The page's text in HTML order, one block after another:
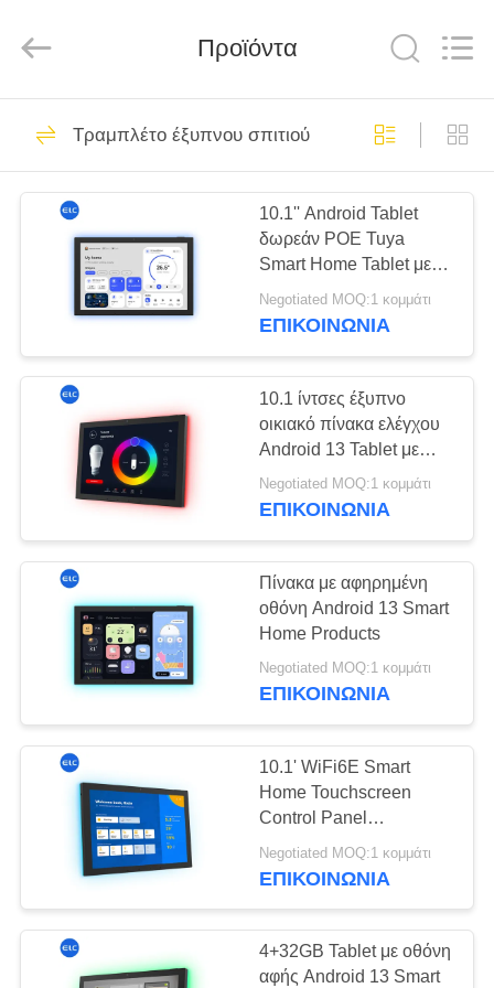
ΣΠΊΤΙ
ΠΡΟΪΌΝΤΑ
ΠΕΡΊΠΟΥ
ΕΜΕΊΣ
ΓΎΡΟΣ
ΕΡΓΟΣΤΑΣΊΩΝ
ΠΟΙΟΤΙΚΌΣ
ΈΛΕΓΧΟΣ
ΜΑΣ
ΕΛΆΤΕ
ΕΠΑΦΉ
ΜΕ
ΖΗΤΉΣΤΕ
ΈΝΑ
ΑΠΌΣΠΑΣΜΑ
SITEMAP
Ltd..
Ψηφιακές πινακίδες
246
Λύσεις οθόνης
εστιατορίων
28
Η έξυπνη
τηλεόραση
Σημειώσεις οθόνης
αφής
Προϊόντα
Τραμπλέτο έξυπνου σπιτιού
10.1'' Android Tablet
δωρεάν POE Tuya
Smart Home Tablet με
Zigbee Matter
Negotiated MOQ:1 κομμάτι
ΕΠΙΚΟΙΝΩΝΙΑ
10.1 ίντσες έξυπνο
οικιακό πίνακα ελέγχου
Android 13 Tablet με
Zigbee Matter
Negotiated MOQ:1 κομμάτι
ΕΠΙΚΟΙΝΩΝΙΑ
Πίνακα με αφηρημένη
οθόνη Android 13 Smart
Home Products
Negotiated MOQ:1 κομμάτι
ΕΠΙΚΟΙΝΩΝΙΑ
10.1' WiFi6E Smart
Home Touchscreen
Control Panel
Προαιρετική κάμερα
NFC 5M/P με LED Light
Negotiated MOQ:1 κομμάτι
ΕΠΙΚΟΙΝΩΝΙΑ
4+32GB Tablet με οθόνη
αφής Android 13 Smart